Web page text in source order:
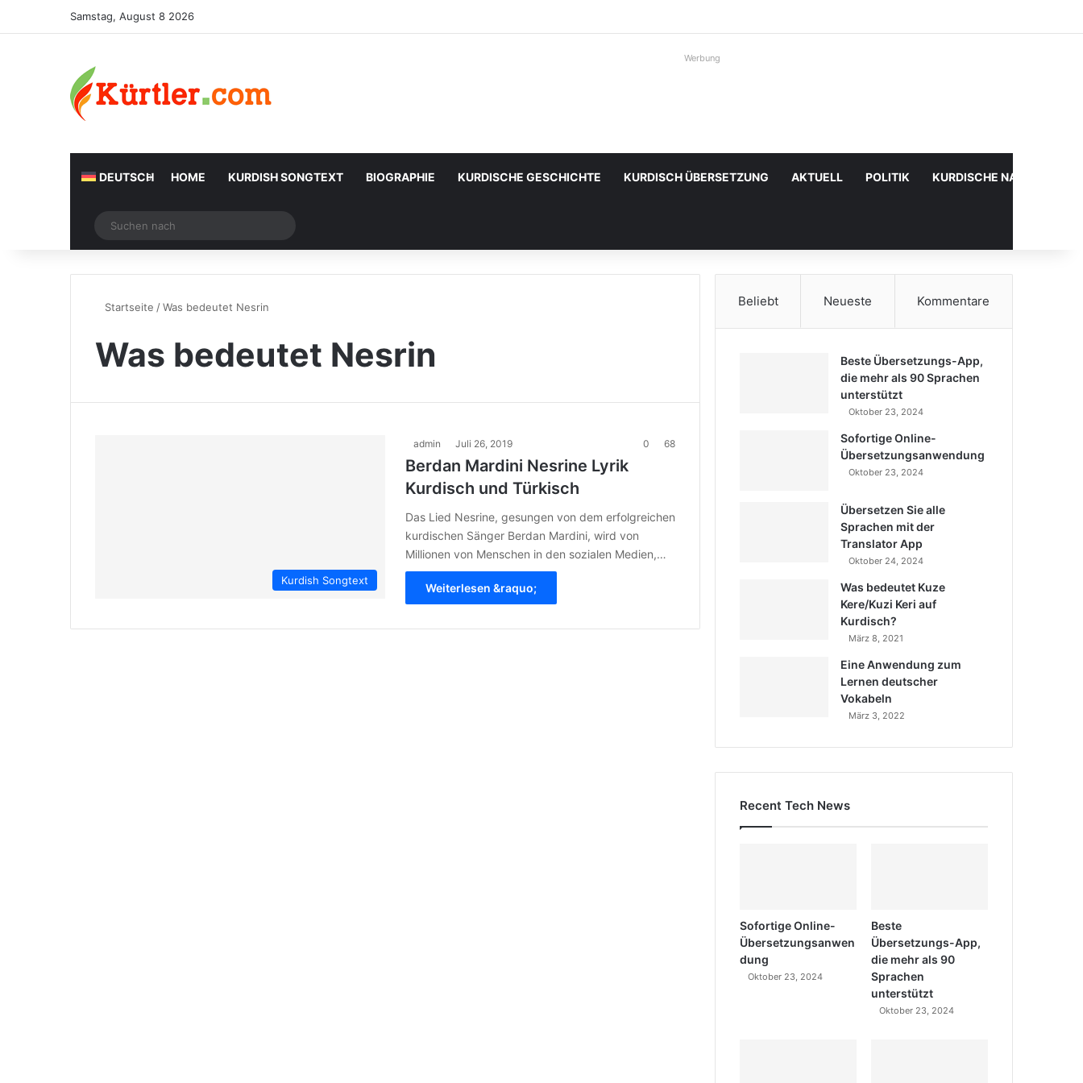
Samstag, August 8 2026
Werbung
DEUTSCH HOME KURDISH SONGTEXT BIOGRAPHIE KURDISCHE GESCHICHTE KURDISCH ÜBERSETZUNG AKTUELL POLITIK KURDISCHE
Zufälliger Artikel
nach
Startseite /Was bedeutet Nesrin
Was bedeutet Nesrin
Kurdish Songtext
admin Juli 26, 2019 0 68
Berdan Mardini Nesrine Lyrik
Kurdisch und Türkisch
Das Lied Nesrine, gesungen von dem erfolgreichen
kurdischen Sänger Berdan Mardini, wird von
Millionen von Menschen in den sozialen Medien,…
Weiterlesen &raquo;
Beliebt Neueste Kommentare
Beste Übersetzungs-App,
die mehr als 90 Sprachen
unterstützt
Oktober 23, 2024
Sofortige Online-
Übersetzungsanwendung
Oktober 23, 2024
Übersetzen Sie alle
Sprachen mit der
Translator App
Oktober 24, 2024
Was bedeutet Kuze
Kere/Kuzi Keri auf
Kurdisch?
März 8, 2021
Eine Anwendung zum
Lernen deutscher
Vokabeln
März 3, 2022
Recent Tech News
Sofortige Online-
Übersetzungsanwen
dung
Oktober 23, 2024
Beste
Übersetzungs-App,
die mehr als 90
Sprachen
unterstützt
Oktober 23, 2024